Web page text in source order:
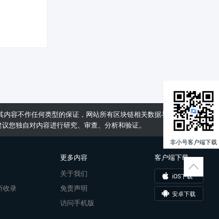
容不作任何类型的保证，网站所有区块链相关数据与资料仅供用
您独自对内容进行研究、审查、分析和验证。
收录
更多内容
关于我们
免责声明
访问手机版
客户端下载
iOS下载
安卓下载
非小号客户端下载